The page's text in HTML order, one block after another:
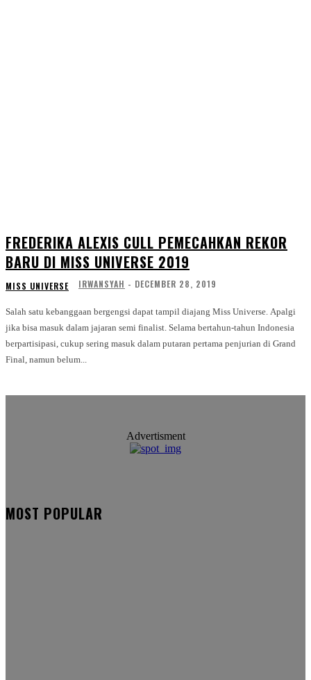
FREDERIKA ALEXIS CULL PEMECAHKAN REKOR
BARU DI MISS UNIVERSE 2019
MISS UNIVERSE IRWANSYAH - DECEMBER 28, 2019
Salah satu kebanggaan bergengsi dapat tampil diajang Miss Universe. Apalgi
jika bisa masuk dalam jajaran semi finalist. Selama bertahun-tahun Indonesia
berpartisipasi, cukup sering masuk dalam putaran pertama penjurian di Grand
Final, namun belum...
Advertisment
MOST POPULAR